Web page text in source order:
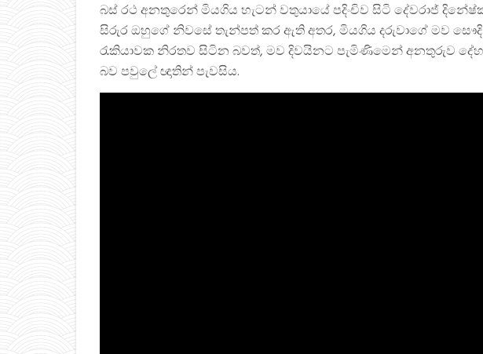
බස් රථ අනතුරෙන් මියගිය හැටන් වතුයායේ පදිංචිව සිටි දේවරාජ්
සිරුර ඔහුගේ නිවසේ තැන්පත් කර ඇති අතර, මියගිය දරුවාගේ මව සෞදි
රැකියාවක නිරතව සිටින බවත්, මව දිවයිනට පැමිණිමෙන් අනතුරුව
බව පවුලේ ඥාතින් පැවසිය.